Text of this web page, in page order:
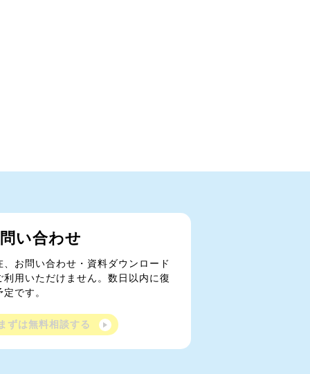
い合わせ
、お問い合わせ・資料ダウンロード
利用いただけません。数日以内に復
定です。
ずは無料相談する